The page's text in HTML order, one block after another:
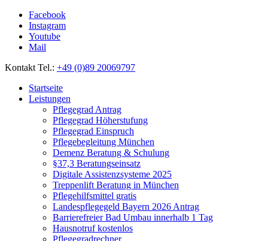
Facebook
Instagram
Youtube
Mail
Kontakt Tel.: +49 (0)89 20069797
Startseite
Leistungen
Pflegegrad Antrag
Pflegegrad Höherstufung
Pflegegrad Einspruch
Pflegebegleitung München
Demenz Beratung & Schulung
§37,3 Beratungseinsatz
Digitale Assistenzsysteme 2025
Treppenlift Beratung in München
Pflegehilfsmittel gratis
Landespflegegeld Bayern 2026 Antrag
Barrierefreier Bad Umbau innerhalb 1 Tag
Hausnotruf kostenlos
Pflegegradrechner